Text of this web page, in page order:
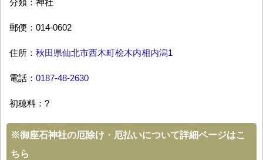
分類：神社
郵便：014-0602
住所： 秋田県仙北市西木町桧木内相内潟1
電話： 0187-48-2630
初穂料：?
※御座石神社の厄除け・厄払いについて詳細ページはこ
ちら